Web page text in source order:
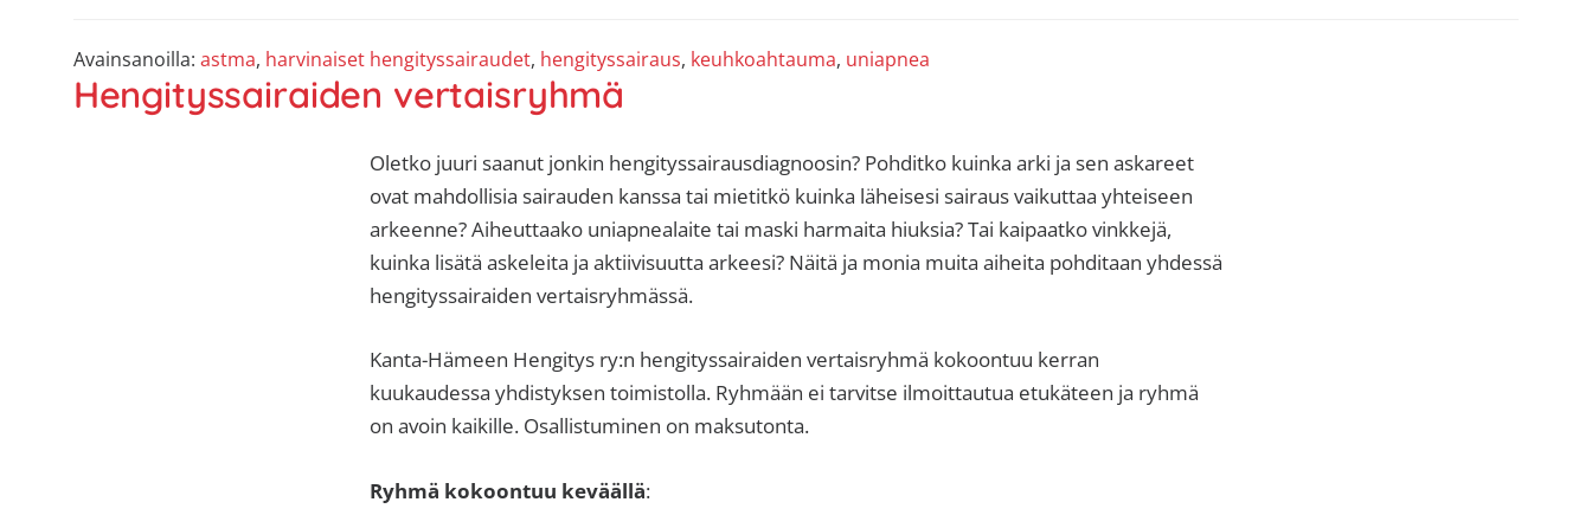
Avainsanoilla: astma, harvinaiset hengityssairaudet, hengityssairaus, keuhkoahtauma, uniapnea
Hengityssairaiden vertaisryhmä
Oletko juuri saanut jonkin hengityssairausdiagnoosin? Pohditko kuinka arki ja sen askareet
ovat mahdollisia sairauden kanssa tai mietitkö kuinka läheisesi sairaus vaikuttaa yhteiseen
arkeenne? Aiheuttaako uniapnealaite tai maski harmaita hiuksia? Tai kaipaatko vinkkejä,
kuinka lisätä askeleita ja aktiivisuutta arkeesi? Näitä ja monia muita aiheita pohditaan yhdessä
hengityssairaiden vertaisryhmässä.
Kanta-Hämeen Hengitys ry:n hengityssairaiden vertaisryhmä kokoontuu kerran
kuukaudessa yhdistyksen toimistolla. Ryhmään ei tarvitse ilmoittautua etukäteen ja ryhmä
on avoin kaikille. Osallistuminen on maksutonta.
Ryhmä kokoontuu keväällä: